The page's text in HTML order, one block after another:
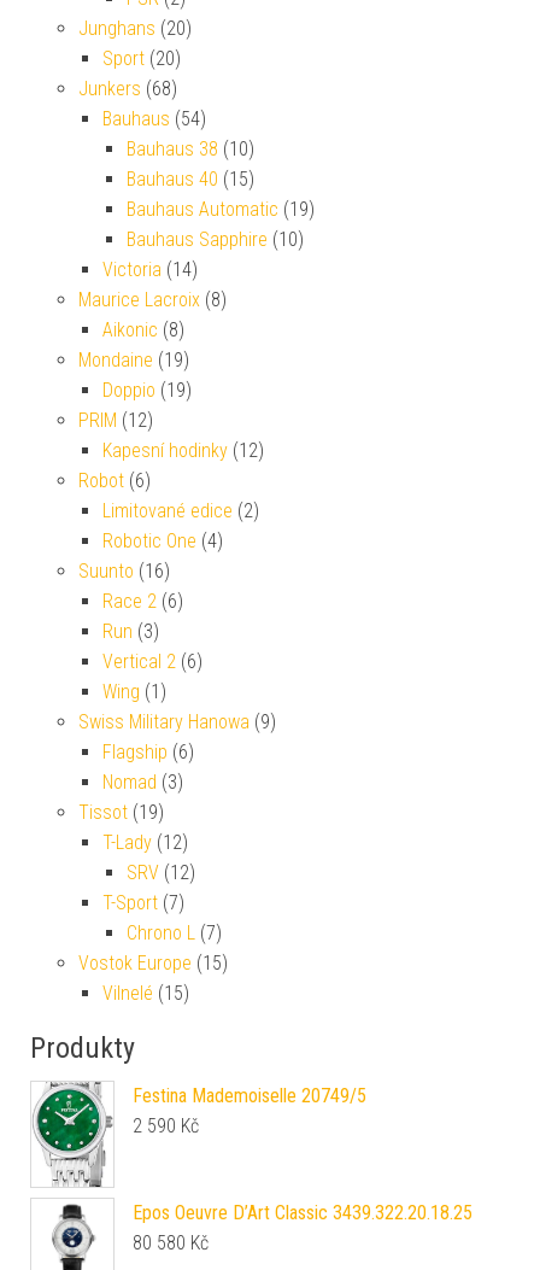
Junghans (20)
Sport (20)
Junkers (68)
Bauhaus (54)
Bauhaus 38 (10)
Bauhaus 40 (15)
Bauhaus Automatic (19)
Bauhaus Sapphire (10)
Victoria (14)
Maurice Lacroix (8)
Aikonic (8)
Mondaine (19)
Doppio (19)
PRIM (12)
Kapesní hodinky (12)
Robot (6)
Limitované edice (2)
Robotic One (4)
Suunto (16)
Race 2 (6)
Run (3)
Vertical 2 (6)
Wing (1)
Swiss Military Hanowa (9)
Flagship (6)
Nomad (3)
Tissot (19)
T-Lady (12)
SRV (12)
T-Sport (7)
Chrono L (7)
Vostok Europe (15)
Vilnelé (15)
Produkty
Festina Mademoiselle 20749/5
2 590 Kč
Epos Oeuvre D’Art Classic 3439.322.20.18.25
80 580 Kč